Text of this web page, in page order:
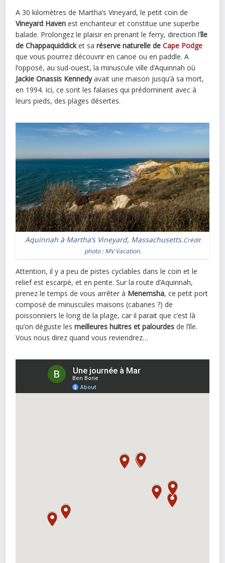
A 30 kilomètres de Martha’s Vineyard, le petit coin de
Vineyard Haven est enchanteur et constitue une superbe
balade. Prolongez le plaisir en prenant le ferry, direction l’île
de Chappaquiddicket saréserve naturelle deCape Podge
que vous pourrez découvrir en canoë ou en paddle. A
l’opposé, au sud-ouest, la minuscule ville d’Aquinnah où
Jackie Onassis Kennedyavait une maison jusqu’à sa mort,
en 1994. Ici, ce sont les falaises qui prédominent avec à
leurs pieds, des plages désertes.
Aquinnah à Martha’s Vineyard, Massachusetts.Crédit
photo :MV Vacation.
Attention, il y a peu de pistes cyclables dans le coin et le
relief est escarpé, et en pente. Sur la route d’Aquinnah,
prenez le temps de vous arrêter à Menemsha, ce petit port
composé de minuscules maisons (cabanes ?) de
poissonniers le long de la plage, car il parait que c’est là
qu’on déguste lesmeilleures huitres et palourdes de l’île.
Vous nous direz quand vous reviendrez…